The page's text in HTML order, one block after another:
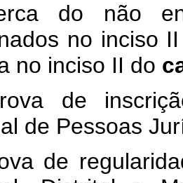
do não
no inciso
no inciso II do
de
de Pessoas
de